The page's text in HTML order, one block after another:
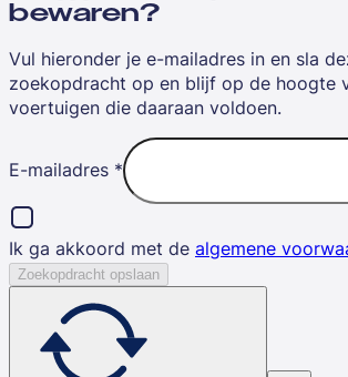
bewaren?
Vul hieronder je e-mailadres in en sla
zoekopdracht op en blijf op de hoogte
voertuigen die daaraan voldoen.
E-mailadres *
Ik ga akkoord met de algemene
Zoekopdracht opslaan